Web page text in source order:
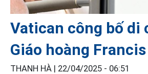
Vatican công bố di
Giáo hoàng Francis
THANH HÀ | 22/04/2025 - 06:51